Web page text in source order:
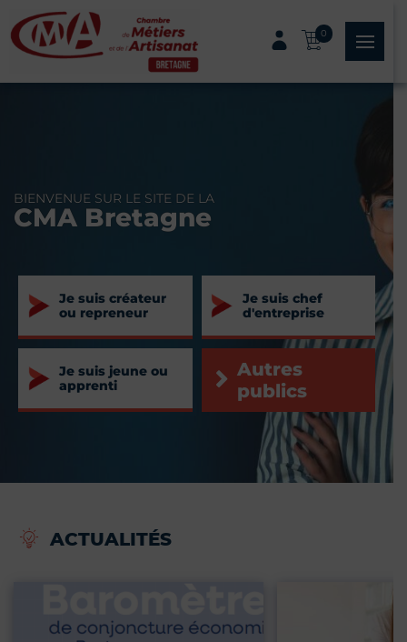
Panneau de gestion des cookies
0
menu
BIENVENUE SUR LE SITE DE LA
CMA Bretagne
Je suis créateur
ou repreneur
Je suis chef
d'entreprise
Je suis jeune ou
apprenti
Autres
publics
ACTUALITÉS